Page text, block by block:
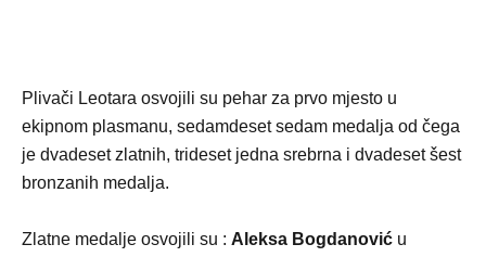
Plivači Leotara osvojili su pehar za prvo mjesto u
ekipnom plasmanu, sedamdeset sedam medalja od čega
je dvadeset zlatnih, trideset jedna srebrna i dvadeset šest
bronzanih medalja.
Zlatne medalje osvojili su : Aleksa Bogdanović u